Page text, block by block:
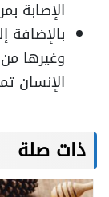
الإصابة
بالإضافة
وغيرها
الإنسان
ذات صلة